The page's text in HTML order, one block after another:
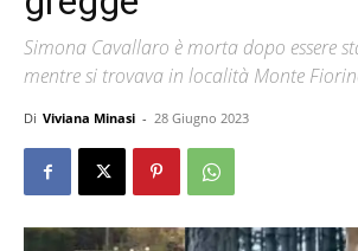
Simona Cavallaro è morta dopo essere
mentre si trovava in località Monte
Di Viviana Minasi - 28 Giugno 2023